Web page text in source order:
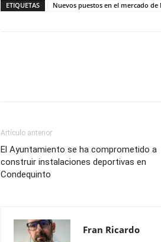
ETIQUETAS Nuevos puestos en el mercado
Artículo anterior
El Ayuntamiento se ha comprometido a
construir instalaciones deportivas en
Condequinto
Fran Ricardo